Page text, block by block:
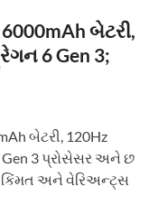
બેટરી,
6 Gen 3;
બેટરી, 120Hz
Gen 3 પ્રોસેસર અને છ
કિંમત અને વેરિઅન્ટ્સ